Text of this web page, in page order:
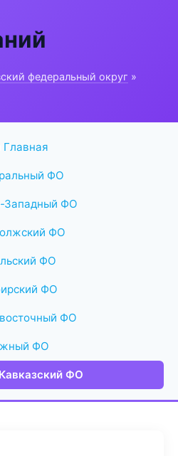
федеральный округ »
Главная
ФО
Западный ФО
ФО
ФО
ФО
ФО
ФО
ФО